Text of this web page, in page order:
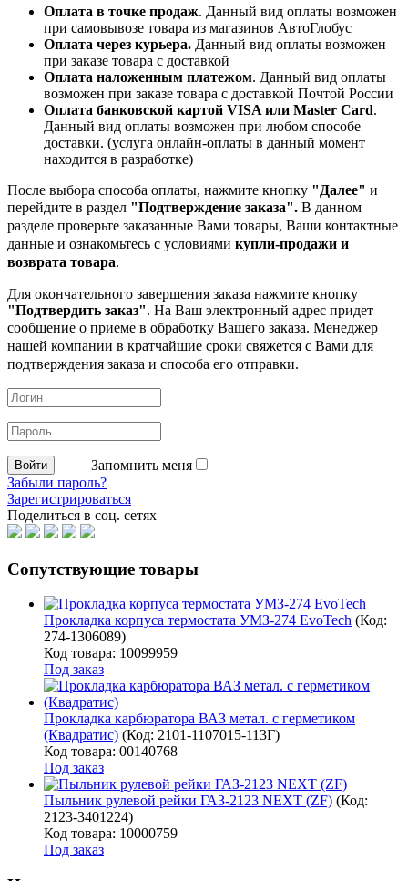
Оплата в точке продаж. Данный вид оплаты возможен
при самовывозе товара из магазинов АвтоГлобус
Оплата через курьера. Данный вид оплаты возможен
при заказе товара с доставкой
Оплата наложенным платежом. Данный вид оплаты
возможен при заказе товара с доставкой Почтой России
Оплата банковской картой VISA или Master Card.
Данный вид оплаты возможен при любом способе
доставки. (услуга онлайн-оплаты в данный момент
находится в разработке)
После выбора способа оплаты, нажмите кнопку "Далее" и
перейдите в раздел "Подтверждение заказа". В данном
разделе проверьте заказанные Вами товары, Ваши контактные
данные и ознакомьтесь с условиями купли-продажи и
возврата товара.
Для окончательного завершения заказа нажмите кнопку
"Подтвердить заказ". На Ваш электронный адрес придет
сообщение о приеме в обработку Вашего заказа. Менеджер
нашей компании в кратчайшие сроки свяжется с Вами для
подтверждения заказа и способа его отправки.
Запомнить меня
Забыли пароль?
Зарегистрироваться
Поделиться в соц. сетях
Сопутствующие товары
Прокладка корпуса термостата УМЗ-274 EvoTech (Код:
274-1306089)
Код товара: 10099959
Под заказ
Прокладка карбюратора ВАЗ метал. с герметиком
(Квадратис) (Код: 2101-1107015-113Г)
Код товара: 00140768
Под заказ
Пыльник рулевой рейки ГАЗ-2123 NEXT (ZF) (Код:
2123-3401224)
Код товара: 10000759
Под заказ